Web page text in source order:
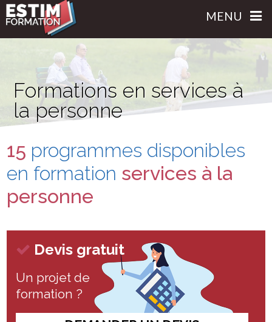
MENU
Formations en services à
la personne
15 programmes disponibles
en formation services à la
personne
Devis gratuit
Un projet de
formation ?